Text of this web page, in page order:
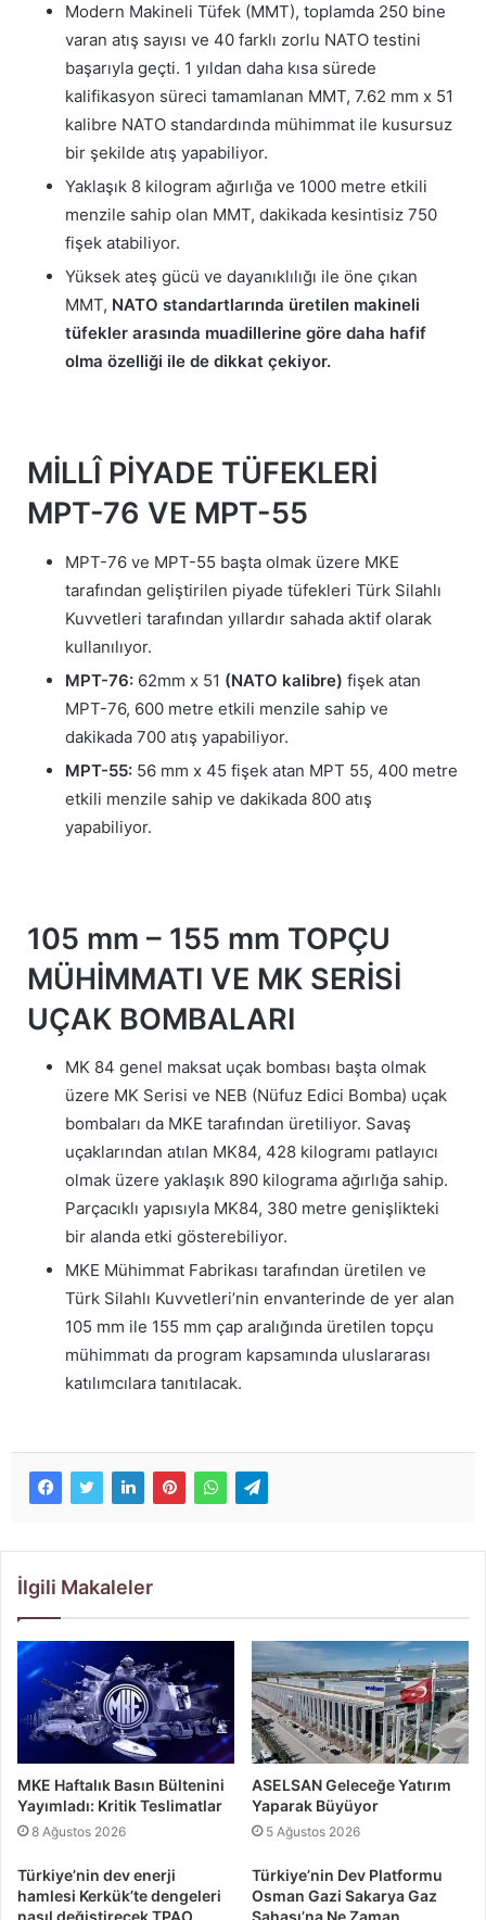
Modern Makineli Tüfek (MMT), toplamda 250 bine
varan atış sayısı ve 40 farklı zorlu NATO testini
başarıyla geçti. 1 yıldan daha kısa sürede
kalifikasyon süreci tamamlanan MMT, 7.62 mm x 51
kalibre NATO standardında mühimmat ile kusursuz
bir şekilde atış yapabiliyor.
Yaklaşık 8 kilogram ağırlığa ve 1000 metre etkili
menzile sahip olan MMT, dakikada kesintisiz 750
fişek atabiliyor.
Yüksek ateş gücü ve dayanıklılığı ile öne çıkan
MMT, NATO standartlarında üretilen makineli
tüfekler arasında muadillerine göre daha hafif
olma özelliği ile de dikkat çekiyor.
MİLLÎ PİYADE TÜFEKLERİ
MPT-76 VE MPT-55
MPT-76 ve MPT-55 başta olmak üzere MKE
tarafından geliştirilen piyade tüfekleri Türk Silahlı
Kuvvetleri tarafından yıllardır sahada aktif olarak
kullanılıyor.
MPT-76: 62mm x 51 (NATO kalibre) fişek atan
MPT-76, 600 metre etkili menzile sahip ve
dakikada 700 atış yapabiliyor.
MPT-55: 56 mm x 45 fişek atan MPT 55, 400 metre
etkili menzile sahip ve dakikada 800 atış
yapabiliyor.
105 mm – 155 mm TOPÇU
MÜHİMMATI VE MK SERİSİ
UÇAK BOMBALARI
MK 84 genel maksat uçak bombası başta olmak
üzere MK Serisi ve NEB (Nüfuz Edici Bomba) uçak
bombaları da MKE tarafından üretiliyor. Savaş
uçaklarından atılan MK84, 428 kilogramı patlayıcı
olmak üzere yaklaşık 890 kilograma ağırlığa sahip.
Parçacıklı yapısıyla MK84, 380 metre genişlikteki
bir alanda etki gösterebiliyor.
MKE Mühimmat Fabrikası tarafından üretilen ve
Türk Silahlı Kuvvetleri’nin envanterinde de yer alan
105 mm ile 155 mm çap aralığında üretilen topçu
mühimmatı da program kapsamında uluslararası
katılımcılara tanıtılacak.
İlgili Makaleler
MKE Haftalık Basın Bültenini
Yayımladı: Kritik Teslimatlar
8 Ağustos 2026
ASELSAN Geleceğe Yatırım
Yaparak Büyüyor
5 Ağustos 2026
Türkiye’nin dev enerji
hamlesi Kerkük’te dengeleri
Türkiye’nin Dev Platformu
Osman Gazi Sakarya Gaz